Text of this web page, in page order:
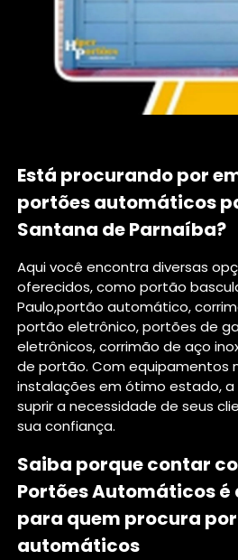
Está procurando por
portões automáticos
Santana de Parnaíba?
Aqui você encontra diversas
oferecidos, como portão
Paulo,portão automático,
portão eletrônico, portões de
eletrônicos, corrimão de aço
de portão. Com equipamentos
instalações em ótimo estado,
suprir a necessidade de seus
sua confiança.
Saiba porque contar
Portões Automáticos é
para quem procura
automáticos